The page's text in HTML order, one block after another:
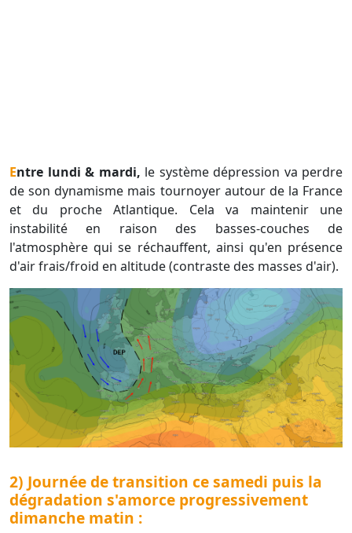
Entre lundi & mardi, le système dépression va perdre
de son dynamisme mais tournoyer autour de la France
et du proche Atlantique. Cela va maintenir une
instabilité en raison des basses-couches de
l'atmosphère qui se réchauffent, ainsi qu'en présence
d'air frais/froid en altitude (contraste des masses d'air).
2) Journée de transition ce samedi puis la
dégradation s'amorce progressivement
dimanche matin :